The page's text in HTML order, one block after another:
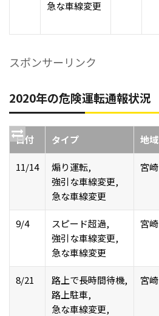
急な車線変更
スポンサーリンク
2020年の危険運転通報状況
日付 タイプ 地域
11/14
煽り運転,
強引な車線変更,
急な車線変更
宮崎
9/4
スピード超過,
強引な車線変更,
急な車線変更
宮崎
8/21
路上で長時間待機,
路上駐車,
急な車線変更,
宮崎